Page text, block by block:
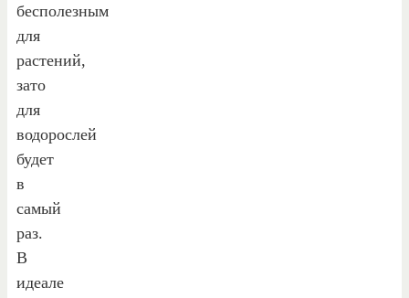
бесполезным
для
растений,
зато
для
водорослей
будет
в
самый
раз.
В
идеале